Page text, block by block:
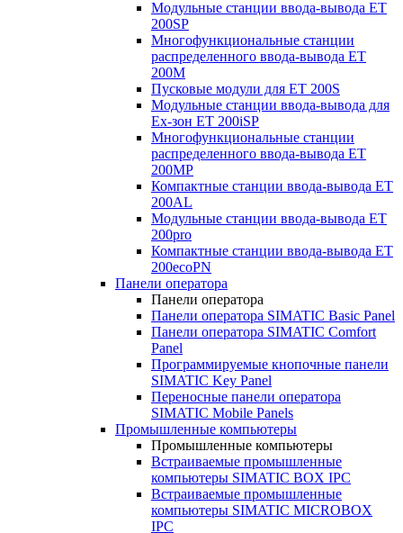
Модульные станции ввода-вывода ET
200SP
Многофункциональные станции
распределенного ввода-вывода ET
200M
Пусковые модули для ET 200S
Модульные станции ввода-вывода для
Ex-зон ET 200iSP
Многофункциональные станции
распределенного ввода-вывода ET
200MP
Компактные станции ввода-вывода ET
200AL
Модульные станции ввода-вывода ET
200pro
Компактные станции ввода-вывода ET
200ecoPN
Панели оператора
Панели оператора
Панели оператора SIMATIC Basic Panel
Панели оператора SIMATIC Comfort
Panel
Программируемые кнопочные панели
SIMATIC Key Panel
Переносные панели оператора
SIMATIC Mobile Panels
Промышленные компьютеры
Промышленные компьютеры
Встраиваемые промышленные
компьютеры SIMATIC BOX IPC
Встраиваемые промышленные
компьютеры SIMATIC MICROBOX
IPC